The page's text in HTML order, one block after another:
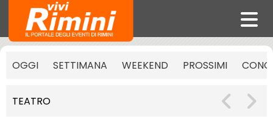
OGGI SETTIMANA WEEKEND PROSSIMI
TEATRO